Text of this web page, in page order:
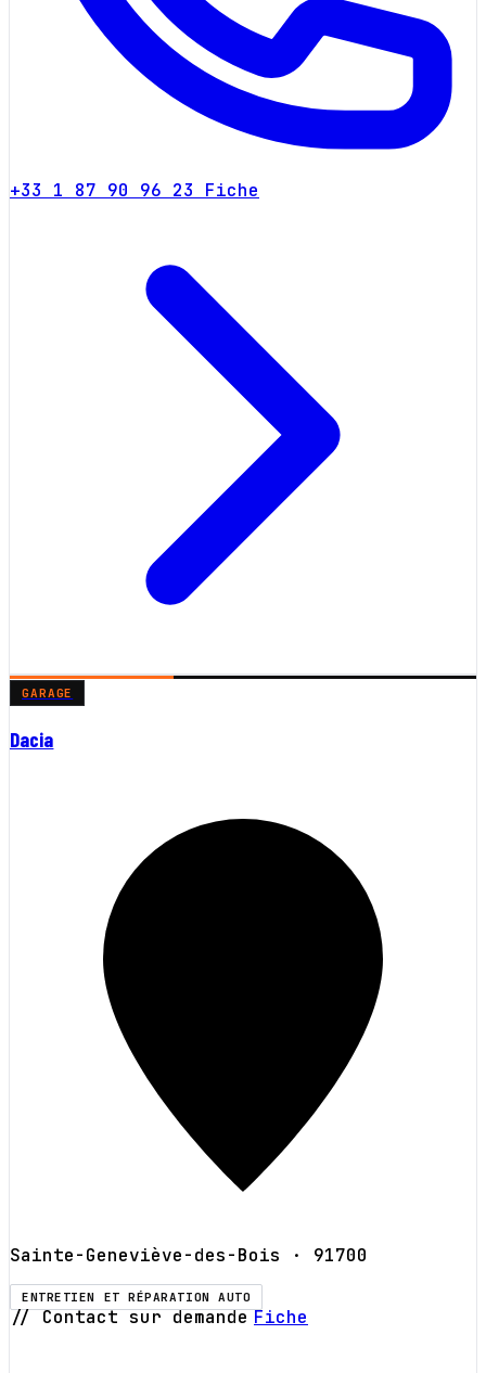
+33 1 87 90 96 23 Fiche
GARAGE
Dacia
Sainte-Geneviève-des-Bois · 91700
ENTRETIEN ET RÉPARATION AUTO
// Contact sur demande Fiche